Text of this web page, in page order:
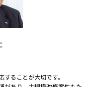
ることが大切です。